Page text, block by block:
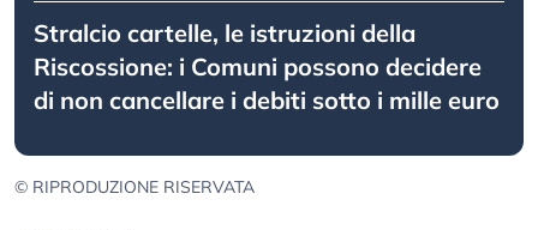
Stralcio cartelle, le istruzioni della
Riscossione: i Comuni possono decidere
di non cancellare i debiti sotto i mille euro
© RIPRODUZIONE RISERVATA